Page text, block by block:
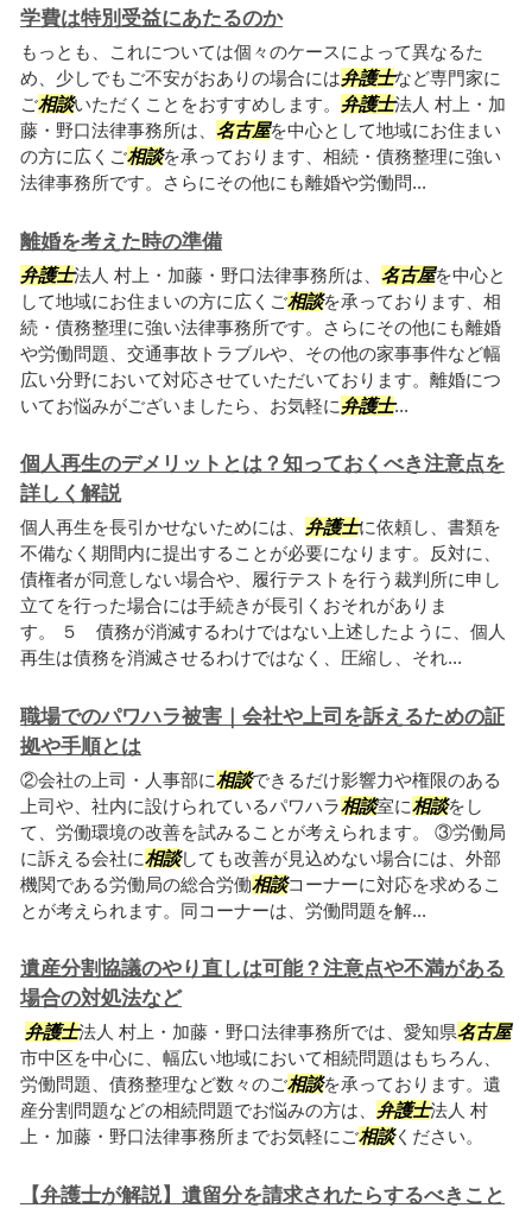
学費は特別受益にあたるのか
もっとも、これについては個々のケースによって異なるた
め、少しでもご不安がおありの場合には弁護士など専門家に
ご相談いただくことをおすすめします。 弁護士法人 村上・加
藤・野口法律事務所は、 名古屋を中心として地域にお住まい
の方に広くご相談を承っております、相続・債務整理に強い
法律事務所です。さらにその他にも離婚や労働問...
離婚を考えた時の準備
弁護士法人 村上・加藤・野口法律事務所は、 名古屋を中心と
して地域にお住まいの方に広くご相談を承っております、相
続・債務整理に強い法律事務所です。さらにその他にも離婚
や労働問題、交通事故トラブルや、その他の家事事件など幅
広い分野において対応させていただいております。離婚につ
いてお悩みがございましたら、お気軽に弁護士...
個人再生のデメリットとは？知っておくべき注意点を
詳しく解説
個人再生を長引かせないためには、 弁護士に依頼し、書類を
不備なく期間内に提出することが必要になります。反対に、
債権者が同意しない場合や、履行テストを行う裁判所に申し
立てを行った場合には手続きが長引くおそれがありま
す。 ５ 債務が消滅するわけではない上述したように、個人
再生は債務を消滅させるわけではなく、圧縮し、それ...
職場でのパワハラ被害｜会社や上司を訴えるための証
拠や手順とは
②会社の上司・人事部に相談できるだけ影響力や権限のある
上司や、社内に設けられているパワハラ相談室に相談をし
て、労働環境の改善を試みることが考えられます。 ③労働局
に訴える会社に相談しても改善が見込めない場合には、外部
機関である労働局の総合労働相談コーナーに対応を求めるこ
とが考えられます。同コーナーは、労働問題を解...
遺産分割協議のやり直しは可能？注意点や不満がある
場合の対処法など
弁護士法人 村上・加藤・野口法律事務所では、愛知県名古屋
市中区を中心に、幅広い地域において相続問題はもちろん、
労働問題、債務整理など数々のご相談を承っております。遺
産分割問題などの相続問題でお悩みの方は、 弁護士法人 村
上・加藤・野口法律事務所までお気軽にご相談ください。
【弁護士が解説】遺留分を請求されたらするべきこと